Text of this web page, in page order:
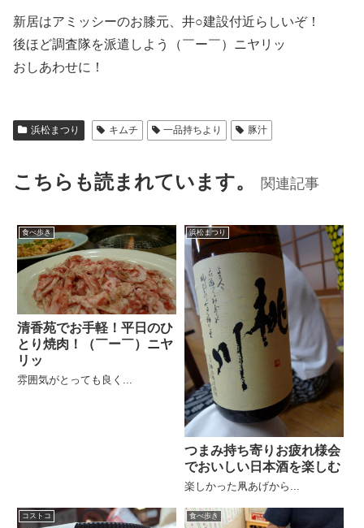
新居はアミッシーのお膝元、井○建設付近らしいぞ！
後ほど調査隊を派遣しよう（￣ー￣）ニヤリッ
おしあわせに！
浜松まつり キムチ 一品持ちより 豚汁
こちらも読まれています。 関連記事
食べ歩き
清香苑でお手軽！平日のひ
とり焼肉！（￣ー￣）ニヤ
リッ
雰囲気がとっても良く...
浜松まつり
つまみ持ち寄りお疲れ様会
でおいしい日本酒を楽しむ
楽しかった凧あげから...
コストコ 食べ歩き